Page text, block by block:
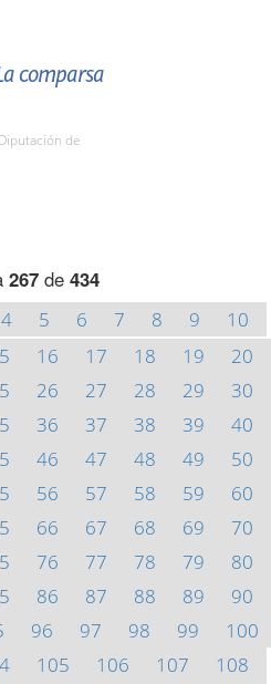
comparsa
de
267de 434
4 5 6 7 8 9
10
16 17 18 19
20
26 27 28 29
30
36 37 38 39
40
46 47 48 49
50
56 57 58 59
60
66 67 68 69
70
76 77 78 79
80
86 87 88 89
90
96 97 98 99
100
105 106 107
108